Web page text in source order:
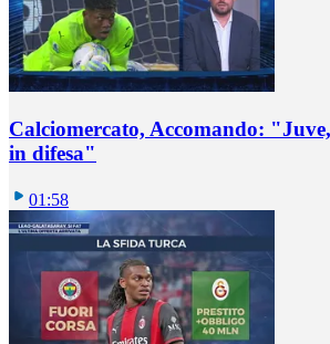
Calciomercato, Accomando:
in difesa"
01:58